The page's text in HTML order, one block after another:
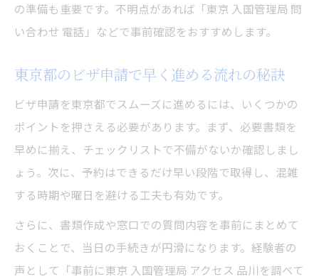
の準備も重要です。不明点があれば「東京 入国管理局 問
い合わせ 電話」などで事前確認をおすすめします。
東京都のビザ申請で早く進める流れの秘訣
ビザ申請を東京都でスムーズに進めるには、いくつかの
ポイントを押さえる必要があります。まず、必要書類を
早めに揃え、チェックリストで不備がないか確認しまし
ょう。次に、予約はできるだけ早い段階で取得し、混雑
する時期や曜日を避ける工夫も有効です。
さらに、書類作成や窓口での質問内容を事前にまとめて
おくことで、当日の手続きが円滑になります。経験者の
声として「事前に東京 入国管理局 アクセス 品川を調べて